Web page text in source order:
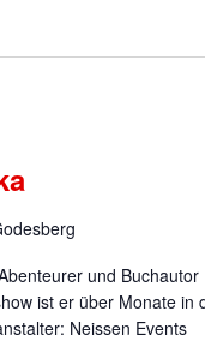
und
ist er über Monate in
Neissen Events